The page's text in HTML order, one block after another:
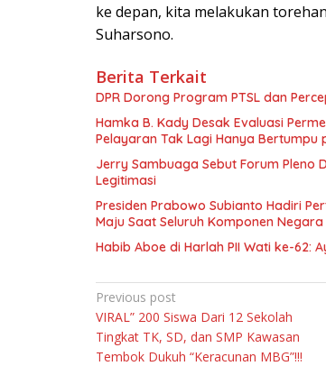
ke depan, kita melakukan
Suharsono.
Berita Terkait
DPR Dorong Program PTSL dan
Hamka B. Kady Desak Evaluasi
Pelayaran Tak Lagi Hanya Bertumpu
Jerry Sambuaga Sebut Forum Pleno
Legitimasi
Presiden Prabowo Subianto Hadiri
Maju Saat Seluruh Komponen
Habib Aboe di Harlah PII Wati ke-62:
Navigasi
pos
Previous post
VIRAL” 200 Siswa Dari 12 Sekolah
Tingkat TK, SD, dan SMP Kawasan
Tembok Dukuh “Keracunan MBG”!!!